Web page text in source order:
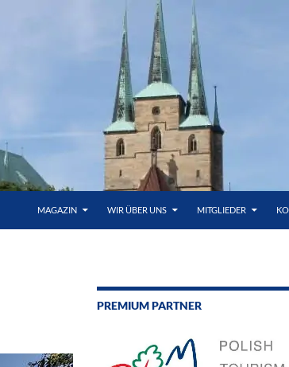
MAGAZIN WIR ÜBER UNS MITGLIEDER
PREMIUM PARTNER